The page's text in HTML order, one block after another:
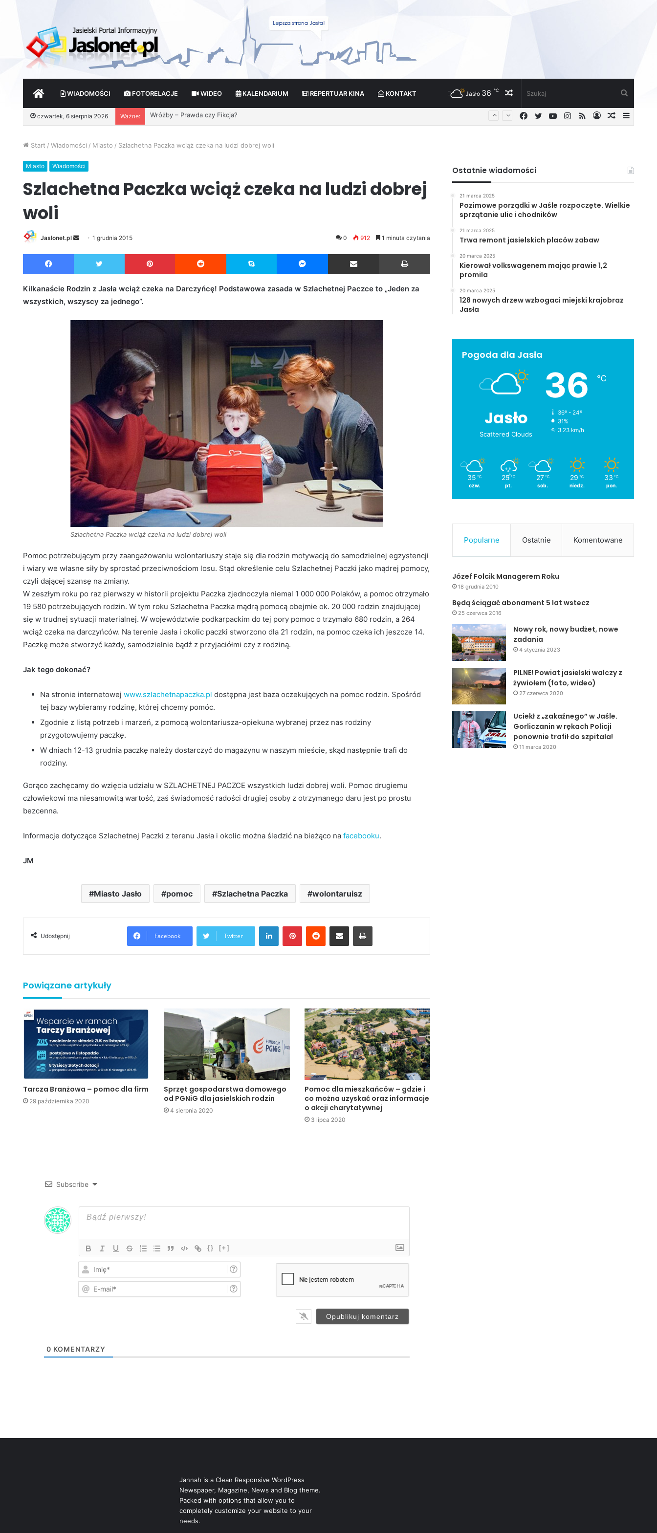
START WIADOMOŚCI FOTORELACJE WIDEO KALENDARIUM REPERTUAR KINA KONTAKT Losowy
artykuł
Jasło 36 ℃
czwartek, 6 sierpnia 2026 Ważne: Nowe lodowisko w Jaśle okazało się hitem! Mamy podsumowanie sezonu
Losowy
Zaloguj
RSS
Instagram
YouTube
Twitter
Facebook
Start / Wiadomości / Miasto / Szlachetna Paczka wciąż czeka na ludzi dobrej woli
Miasto Wiadomości
Szlachetna Paczka wciąż czeka na ludzi dobrej
woli
Jaslonet.pl
d
a
m
1 grudnia 2015 0 912 1 minuta czytania
Facebook Twitter Pinterest Reddit Skype Messenger Udostępnij przez Email
Kilkanaście Rodzin z Jasła wciąż czeka na Darczyńcę! Podstawowa zasada w Szlachetnej Paczce to „Jeden za
wszystkich, wszyscy za jednego”.
Szlachetna Paczka wciąż czeka na ludzi dobrej woli
Pomoc potrzebującym przy zaangażowaniu wolontariuszy staje się dla rodzin motywacją do samodzielnej egzystencji
i wiary we własne siły by sprostać przeciwnościom losu. Stąd określenie celu Szlachetnej Paczki jako mądrej pomocy,
czyli dającej szansę na zmiany.
W zeszłym roku po raz pierwszy w historii projektu Paczka zjednoczyła niemal 1 000 000 Polaków, a pomoc otrzymało
19 580 potrzebujących rodzin. W tym roku Szlachetna Paczka mądrą pomocą obejmie ok. 20 000 rodzin znajdującej
się w trudnej sytuacji materialnej. W województwie podkarpackim do tej pory pomoc o trzymało 680 rodzin, a 264
wciąż czeka na darczyńców. Na terenie Jasła i okolic paczki stworzono dla 21 rodzin, na pomoc czeka ich jeszcze 14.
Paczkę może stworzyć każdy, samodzielnie bądź z przyjaciółmi czy z rodziną.
Jak tego dokonać?
Na stronie internetowej www.szlachetnapaczka.pl dostępna jest baza oczekujących na pomoc rodzin. Spośród
tej bazy wybieramy rodzinę, której chcemy pomóc.
Zgodnie z listą potrzeb i marzeń, z pomocą wolontariusza-opiekuna wybranej przez nas rodziny
przygotowujemy paczkę.
W dniach 12-13 grudnia paczkę należy dostarczyć do magazynu w naszym mieście, skąd następnie trafi do
rodziny.
Gorąco zachęcamy do wzięcia udziału w SZLACHETNEJ PACZCE wszystkich ludzi dobrej woli. Pomoc drugiemu
człowiekowi ma niesamowitą wartość, zaś świadomość radości drugiej osoby z otrzymanego daru jest po prostu
bezcenna.
Informacje dotyczące Szlachetnej Paczki z terenu Jasła i okolic można śledzić na bieżąco na facebooku.
JM
Miasto Jasło pomoc Szlachetna Paczka wolontaruisz
Udostępnij Facebook Twitter
LinkedIn
Powiązane artykuły
Tarcza Branżowa – pomoc dla firm
29 października 2020
Sprzęt gospodarstwa domowego
od PGNiG dla jasielskich rodzin
4 sierpnia 2020
Pomoc dla mieszkańców – gdzie i
co można uzyskać oraz informacje
o akcji charytatywnej
3 lipca 2020
Subscribe
{} [+]
i
*
0 KOMENTARZY
Ostatnie wiadomości
21 marca 2025
Pozimowe porządki w Jaśle rozpoczęte. Wielkie
sprzątanie ulic i chodników
21 marca 2025
Trwa remont jasielskich placów zabaw
20 marca 2025
Kierował volkswagenem mając prawie 1,2
promila
20 marca 2025
128 nowych drzew wzbogaci miejski krajobraz
Jasła
Pogoda dla Jasła
Jasło
Scattered Clouds
36 ℃
36º - 24º
31%
3.23 km/h
35 ℃
czw.
25 ℃
pt.
27 ℃
sob.
29 ℃
niedz.
33 ℃
pon.
Popularne Ostatnie Komentowane
Józef Folcik Managerem Roku
18 grudnia 2010
Będą ściągać abonament 5 lat wstecz
25 czerwca 2016
Nowy rok, nowy budżet, nowe
zadania
4 stycznia 2023
PILNE! Powiat jasielski walczy z
żywiołem (foto, wideo)
27 czerwca 2020
Uciekł z „zakaźnego” w Jaśle.
Gorliczanin w rękach Policji
ponownie trafił do szpitala!
11 marca 2020
Jannah is a Clean Responsive WordPress
Newspaper, Magazine, News and Blog theme.
Packed with options that allow you to
completely customize your website to your
needs.